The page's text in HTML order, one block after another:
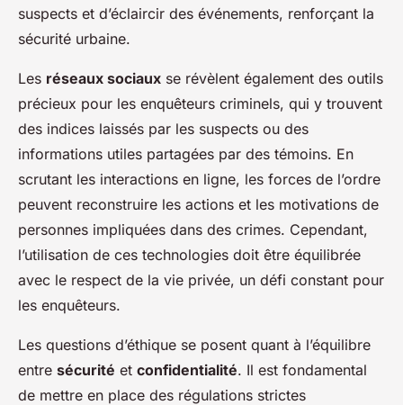
suspects et d’éclaircir des événements, renforçant la
sécurité urbaine.
Les réseaux sociaux se révèlent également des outils
précieux pour les enquêteurs criminels, qui y trouvent
des indices laissés par les suspects ou des
informations utiles partagées par des témoins. En
scrutant les interactions en ligne, les forces de l’ordre
peuvent reconstruire les actions et les motivations de
personnes impliquées dans des crimes. Cependant,
l’utilisation de ces technologies doit être équilibrée
avec le respect de la vie privée, un défi constant pour
les enquêteurs.
Les questions d’éthique se posent quant à l’équilibre
entre sécurité et confidentialité. Il est fondamental
de mettre en place des régulations strictes